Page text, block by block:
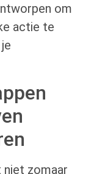
om
actie te
zomaar